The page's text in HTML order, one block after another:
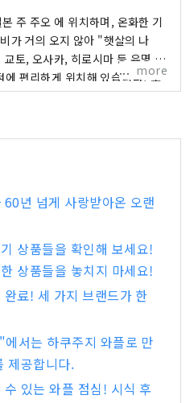
주 주오 에 위치하며, 온화한 기
가 거의 오지 않아 "햇살의 나
토, 오사카, 히로시마 등 유명 관
에 편리하게 위치해 있습니다! 또
쿠로 가는 관문이기도 합니다. 오
야마 고라쿠엔, 역사와 문화, 예술
키 미관지구 등 세계적인 관광
more
년 넘게 사랑받아온 오랜
상품들을 확인해 보세요!
상품들을 놓치지 마세요!
료! 세 가지 브랜드가 한
서는 하쿠주지 와플로 만
제공합니다.
있는 와플 점심! 시식 후